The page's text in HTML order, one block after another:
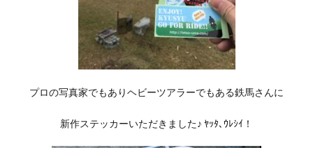
プロの写真家でもありヘビーツアラーでもある鉄馬さんに
新作ステッカーいただきました♪ ﾔｯﾀ､ｳﾚｼｲ！